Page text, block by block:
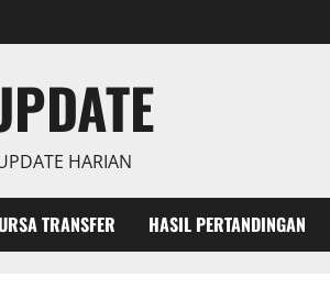
HARIAN
TRANSFER HASIL PERTANDINGAN